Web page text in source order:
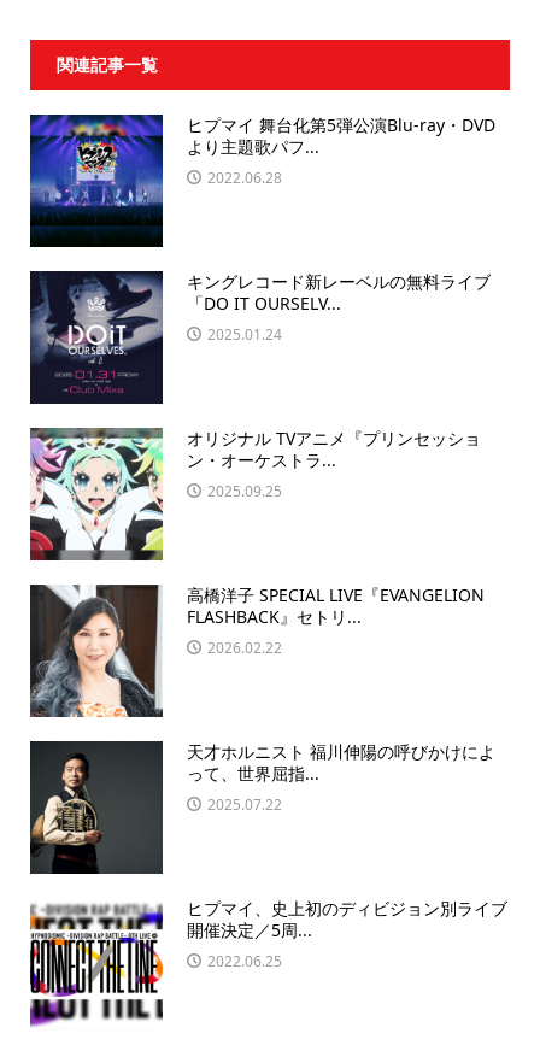
関連記事一覧
ヒプマイ 舞台化第5弾公演Blu-ray・DVD
より主題歌パフ...
2022.06.28
キングレコード新レーベルの無料ライブ
「DO IT OURSELV...
2025.01.24
オリジナル TVアニメ『プリンセッショ
ン・オーケストラ...
2025.09.25
高橋洋子 SPECIAL LIVE『EVANGELION
FLASHBACK』セトリ...
2026.02.22
天才ホルニスト 福川伸陽の呼びかけによ
って、世界屈指...
2025.07.22
ヒプマイ、史上初のディビジョン別ライブ
開催決定／5周...
2022.06.25